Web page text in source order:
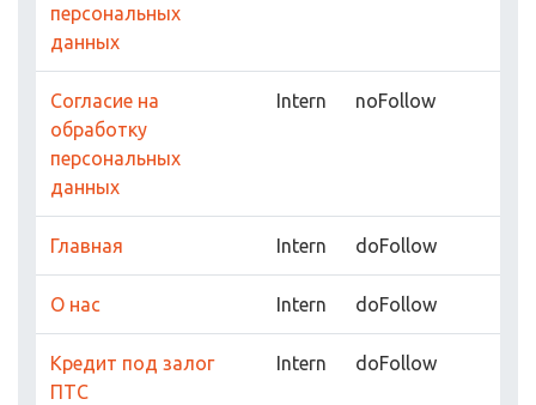
персональных
данных
Согласие на
обработку
персональных
данных
Intern noFollow
Главная Intern doFollow
О нас Intern doFollow
Кредит под залог
ПТС
Intern doFollow